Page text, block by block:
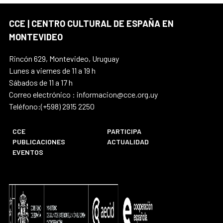
CCE | CENTRO CULTURAL DE ESPAÑA EN
MONTEVIDEO
Rincón 629, Montevideo, Uruguay
Lunes a viernes de 11 a 19 h
Sábados de 11 a 17 h
Correo electrónico : informacion@cce.org.uy
Teléfono:(+598) 2915 2250
CCE
PARTICIPA
PUBLICACIONES
ACTUALIDAD
EVENTOS